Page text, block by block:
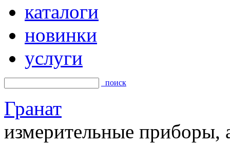
каталоги
новинки
услуги
поиск
Гранат
измерительные приборы,